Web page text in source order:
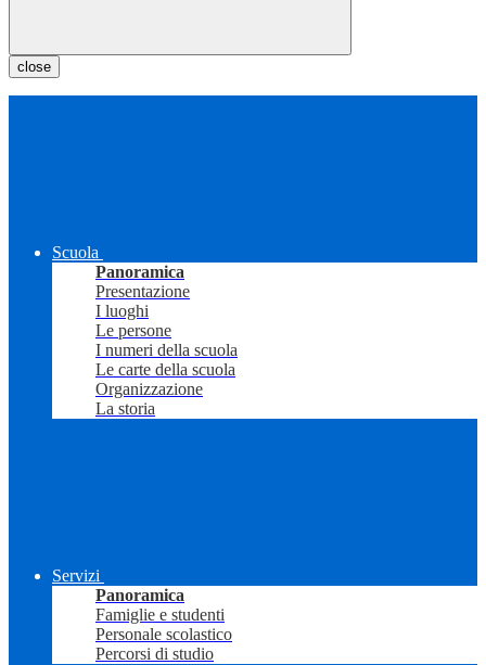
close
Scuola
Panoramica
Presentazione
I luoghi
Le persone
I numeri della scuola
Le carte della scuola
Organizzazione
La storia
Servizi
Panoramica
Famiglie e studenti
Personale scolastico
Percorsi di studio